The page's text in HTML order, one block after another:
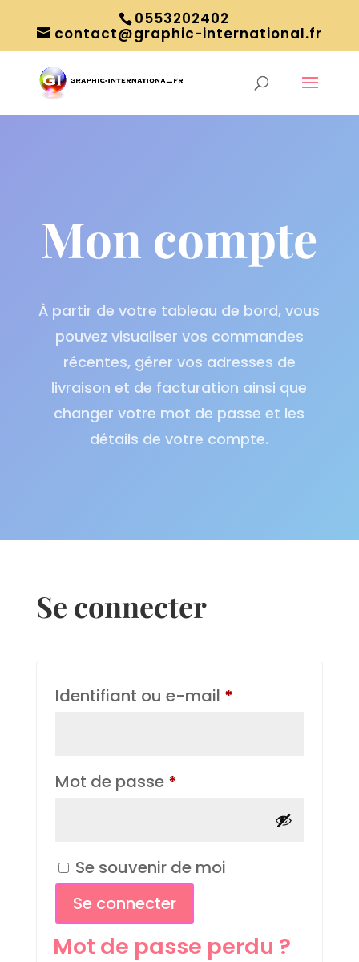
0553202402
contact@graphic-international.fr
Mon compte
À partir de votre tableau de bord, vous
pouvez visualiser vos commandes
récentes, gérer vos adresses de
livraison et de facturation ainsi que
changer votre mot de passe et les
détails de votre compte.
Se connecter
Identifiant ou e-mail *
Mot de passe *
Se souvenir de moi
Se connecter
Mot de passe perdu ?